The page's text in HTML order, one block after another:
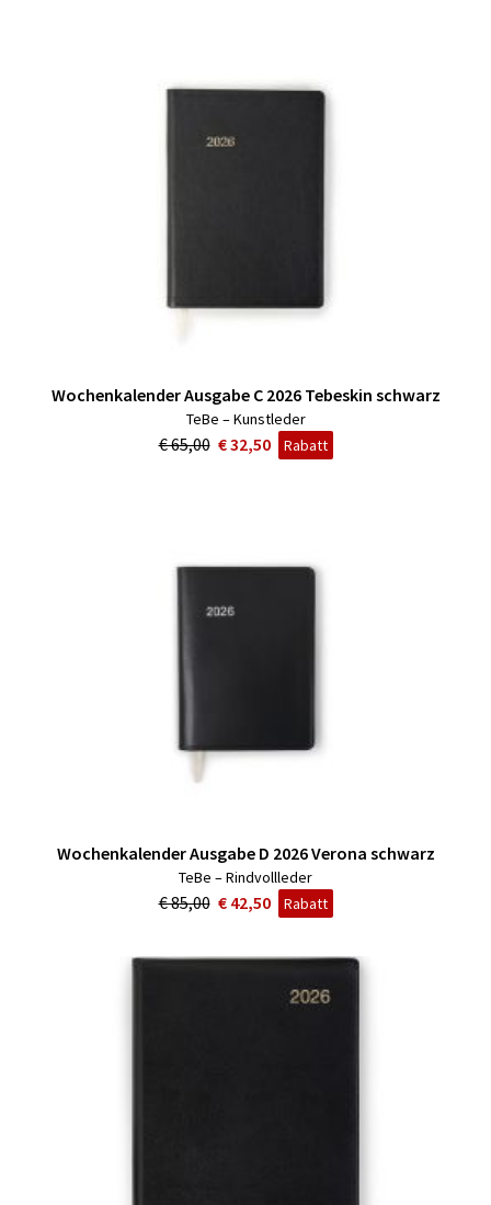
Wochenkalender Ausgabe C 2026 Tebeskin schwarz
TeBe – Kunstleder
€ 65,00 € 32,50 Rabatt
Wochenkalender Ausgabe D 2026 Verona schwarz
TeBe – Rindvollleder
€ 85,00 € 42,50 Rabatt